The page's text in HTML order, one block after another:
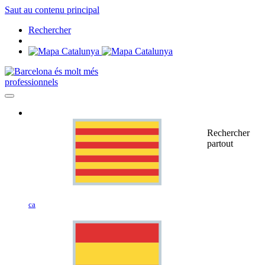
Saut au contenu principal
Rechercher
professionnels
ca
Rechercher
partout